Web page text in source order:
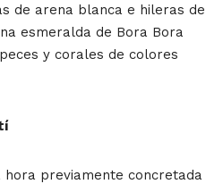
de arena blanca e hileras de
esmeralda de Bora Bora
y corales de colores
previamente concretada